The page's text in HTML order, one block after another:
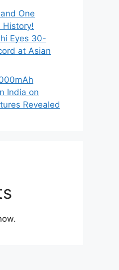
One
History!
Eyes 30-
at Asian
India on
Revealed